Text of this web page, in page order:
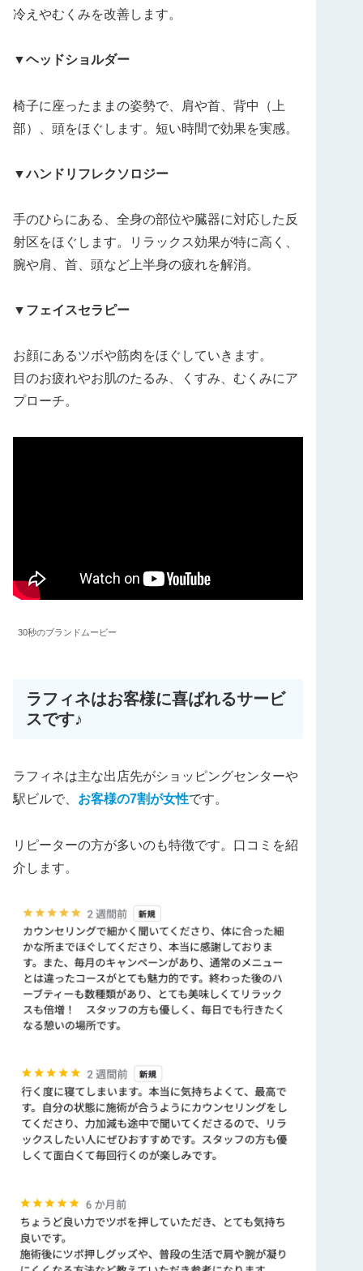
冷えやむくみを改善します。
▼ヘッドショルダー
椅子に座ったままの姿勢で、肩や首、背中（上
部）、頭をほぐします。短い時間で効果を実感。
▼ハンドリフレクソロジー
手のひらにある、全身の部位や臓器に対応した反
射区をほぐします。リラックス効果が特に高く、
腕や肩、首、頭など上半身の疲れを解消。
▼フェイスセラピー
お顔にあるツボや筋肉をほぐしていきます。
目のお疲れやお肌のたるみ、くすみ、むくみにア
プローチ。
30秒のブランドムービー
ラフィネはお客様に喜ばれるサービ
スです♪
ラフィネは主な出店先がショッピングセンターや
駅ビルで、 お客様の7割が女性です。
リピーターの方が多いのも特徴です。口コミを紹
介します。